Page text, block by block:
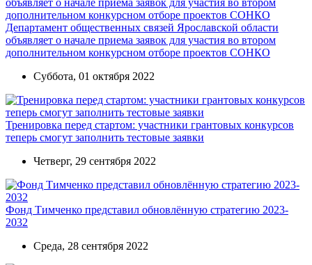
Департамент общественных связей Ярославской области
объявляет о начале приема заявок для участия во втором
дополнительном конкурсном отборе проектов СОНКО
Суббота, 01 октября 2022
Тренировка перед стартом: участники грантовых конкурсов
теперь смогут заполнить тестовые заявки
Четверг, 29 сентября 2022
Фонд Тимченко представил обновлённую стратегию 2023-
2032
Среда, 28 сентября 2022